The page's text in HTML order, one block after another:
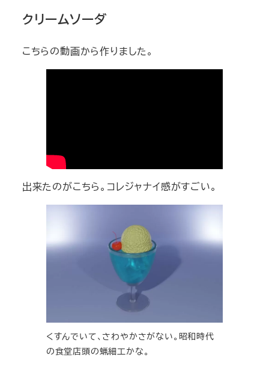
クリームソーダ
こちらの動画から作りました。
出来たのがこちら。コレジャナイ感がすごい。
くすんでいて、さわやかさがない。昭和時代
の食堂店頭の蝋細工かな。